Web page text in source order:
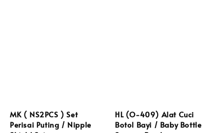
MK ( NS2PCS ) Set
Perisai Puting / Nipple
HL (O-409) Alat Cuci
Botol Bayi / Baby Bottle